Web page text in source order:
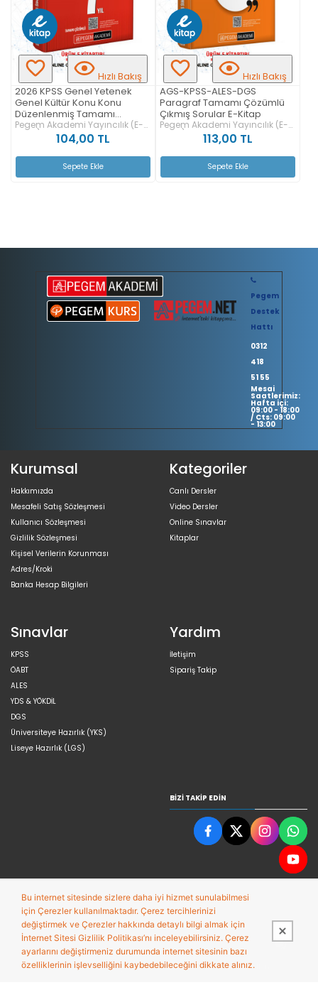
Hızlı Bakış
2026 KPSS Genel Yetenek
Genel Kültür Konu Konu
Düzenlenmiş Tamamı
Çözümlü Çıkmış Sorular 7 Yıl
Pegem Akademi Yayıncılık (E-
Kitap) 104,00 TL
Sepete Ekle
Hızlı Bakış
AGS-KPSS-ALES-DGS
Paragraf Tamamı Çözümlü
Çıkmış Sorular E-Kitap
Pegem Akademi Yayıncılık (E-
Kitap) 113,00 TL
Sepete Ekle
Pegem
Destek
Hattı
0312
418
51 55
Mesai
Saatlerimiz:
Hafta içi:
09:00 - 18:00
/ Cts: 09:00
- 13:00
Kurumsal
Hakkımızda
Mesafeli Satış Sözleşmesi
Kullanıcı Sözleşmesi
Gizlilik Sözleşmesi
Kişisel Verilerin Korunması
Adres/Kroki
Banka Hesap Bilgileri
Kategoriler
Canlı Dersler
Video Dersler
Online Sınavlar
Kitaplar
Sınavlar
KPSS
ÖABT
ALES
YDS & YÖKDİL
DGS
Üniversiteye Hazırlık (YKS)
Liseye Hazırlık (LGS)
Yardım
İletişim
Sipariş Takip
BIZI TAKIP EDIN
Bu site,PobolEti®Entegre E-ticaret Sistemi ile hazırlanmıştır.
Bu internet sitesinde sizlere daha iyi hizmet sunulabilmesi
için Çerezler kullanılmaktadır. Çerez tercihlerinizi
değiştirmek ve Çerezler hakkında detaylı bilgi almak için
İnternet Sitesi Gizlilik Politikası’nı inceleyebilirsiniz. Çerez
ayarlarını değiştirmeniz durumunda internet sitesinin bazı
özelliklerinin işlevselliğini kaybedebileceğini dikkate alınız.